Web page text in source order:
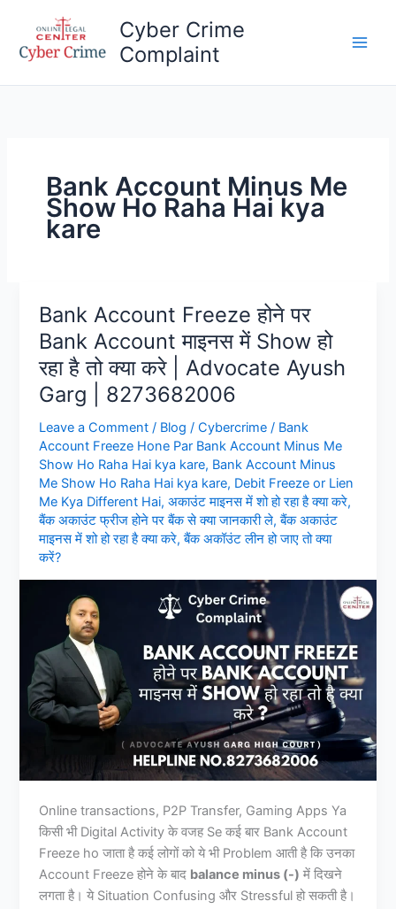
content
Cyber Crime
Complaint
Bank Account Minus Me
Show Ho Raha Hai kya
kare
Bank Account Freeze होने पर
Bank Account माइनस में Show हो
रहा है तो क्या करे | Advocate Ayush
Garg | 8273682006
Leave a Comment / Blog /Cybercrime/ Bank
Account Freeze Hone Par Bank Account Minus Me
Show Ho Raha Hai kya kare, Bank Account Minus
Me Show Ho Raha Hai kya kare, Debit Freeze or Lien
Me Kya Different Hai,अकाउंट माइनस में शो हो रहा है क्या करे,
बैंक अकाउंट फ्रीज होने पर बैंक से क्या जानकारी ले,बैंक अकाउंट
माइनस में शो हो रहा है क्या करे,बैंक अकॉउंट लीन हो जाए तो क्या
करें?
Online transactions, P2P Transfer, Gaming Apps Ya
किसी भी Digital Activity के वजह Se कई बार Bank Account
Freeze ho जाता है कई लोगों को ये भी Problem आती है कि उनका
Account Freeze होने के बाद balance minus (-) में दिखने
लगता है। ये Situation Confusing और Stressful हो सकती है।